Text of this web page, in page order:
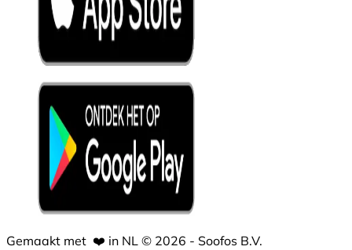
Gemaakt met ❤️ in NL © 2026 - Soofos B.V.